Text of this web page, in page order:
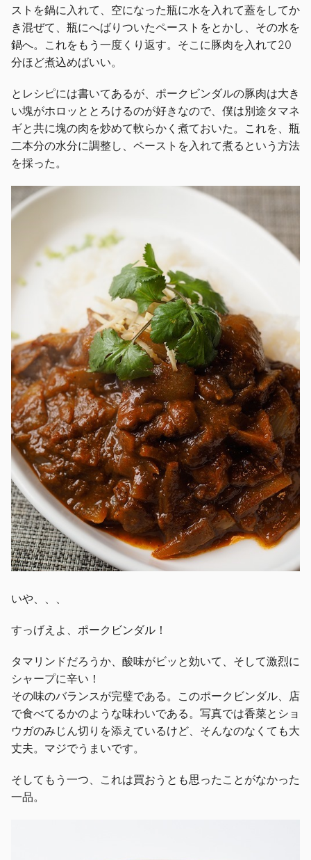
ストを鍋に入れて、空になった瓶に水を入れて蓋をしてか
き混ぜて、瓶にへばりついたペーストをとかし、その水を
鍋へ。これをもう一度くり返す。そこに豚肉を入れて20
分ほど煮込めばいい。
とレシピには書いてあるが、ポークビンダルの豚肉は大き
い塊がホロッととろけるのが好きなので、僕は別途タマネ
ギと共に塊の肉を炒めて軟らかく煮ておいた。これを、瓶
二本分の水分に調整し、ペーストを入れて煮るという方法
を採った。
いや、、、
すっげえよ、ポークビンダル！
タマリンドだろうか、酸味がビッと効いて、そして激烈に
シャープに辛い！
その味のバランスが完璧である。このポークビンダル、店
で食べてるかのような味わいである。写真では香菜とショ
ウガのみじん切りを添えているけど、そんなのなくても大
丈夫。マジでうまいです。
そしてもう一つ、これは買おうとも思ったことがなかった
一品。